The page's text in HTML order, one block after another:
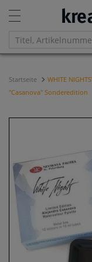
Startseite
WHITE
"Casanova" Sonderedition